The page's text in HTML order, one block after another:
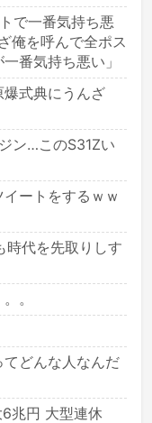
で一番気持ち悪
俺を呼んで全ポス
番気持ち悪い」
爆式典にうんざ
ン…このS31Zい
イートをするｗｗ
時代を先取りしす
。
てどんな人なんだ
兆円 大型連休